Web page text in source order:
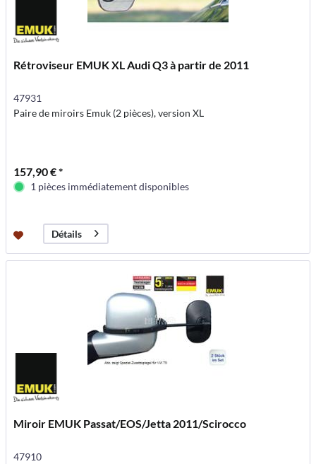
Rétroviseur EMUK XL Audi Q3 à partir de 2011
47931
Paire de miroirs Emuk (2 pièces), version XL
157,90 € *
1 pièces immédiatement disponibles
Détails
Miroir EMUK Passat/EOS/Jetta 2011/Scirocco
47910